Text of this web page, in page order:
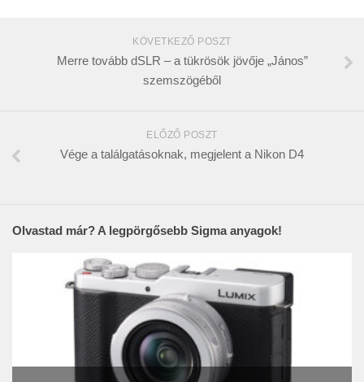
KÖVETKEZŐ POSZT
Merre tovább dSLR – a tükrösök jövője „János”
szemszögéből
ELŐZŐ POSZT
Vége a találgatásoknak, megjelent a Nikon D4
Olvastad már? A legpörgősebb Sigma anyagok!